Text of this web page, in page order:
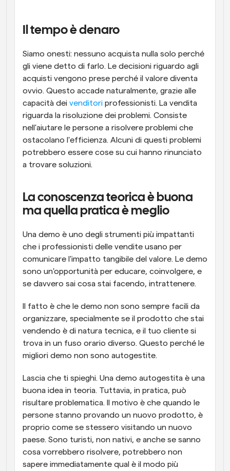
Programmazione potenziata con chiamate
Automatizzare la pianificazione e i promemoria
Blog
Rimani aggiornato con le ultime notizie e aggiornamenti
Riunioni Instantanee
Incontrare i clienti in pochi minuti
Link di Gruppo Dinamico
Prenota senza sforzo riunioni con più persone
Webhook
Il tempo è denaro
Siamo onesti: nessuno acquista nulla solo perché
gli viene detto di farlo. Le decisioni riguardo agli
acquisti vengono prese perché il valore diventa
ovvio. Questo accade naturalmente, grazie alle
capacità dei venditori professionisti. La vendita
riguarda la risoluzione dei problemi. Consiste
nell'aiutare le persone a risolvere problemi che
ostacolano l'efficienza. Alcuni di questi problemi
potrebbero essere cose su cui hanno rinunciato
a trovare soluzioni.
La conoscenza teorica è buona
ma quella pratica è meglio
Una demo è uno degli strumenti più impattanti
che i professionisti delle vendite usano per
comunicare l'impatto tangibile del valore. Le demo
sono un'opportunità per educare, coinvolgere, e
se davvero sai cosa stai facendo, intrattenere.
Il fatto è che le demo non sono sempre facili da
organizzare, specialmente se il prodotto che stai
vendendo è di natura tecnica, e il tuo cliente si
trova in un fuso orario diverso. Questo perché le
migliori demo non sono autogestite.
Lascia che ti spieghi. Una demo autogestita è una
buona idea in teoria. Tuttavia, in pratica, può
risultare problematica. Il motivo è che quando le
persone stanno provando un nuovo prodotto, è
proprio come se stessero visitando un nuovo
paese. Sono turisti, non nativi, e anche se sanno
cosa vorrebbero risolvere, potrebbero non
sapere immediatamente qual è il modo più